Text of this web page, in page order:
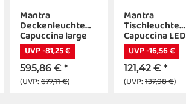
Mantra
Deckenleuchte
Capuccina large
LED weiß
UVP -81,25 €
595,86 € *
(UVP:677,11 €)
Mantra
Tischleuchte
Capuccina LED
weiß
UVP -16,56 €
121,42 € *
(UVP:137,98 €)